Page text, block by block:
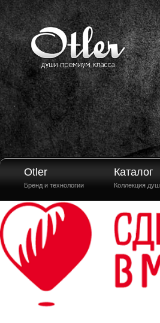
Otler
Бренд и технологии
Каталог
Коллекция